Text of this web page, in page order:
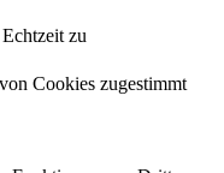
zu
Cookies zugestimmt